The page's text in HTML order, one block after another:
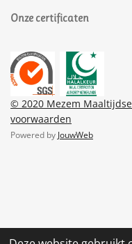
Onze certificaten
© 2020 Mezem
voorwaarden
Powered by JouwWeb